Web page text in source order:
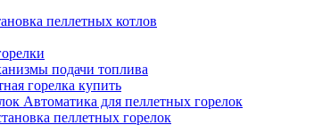
пеллетных котлов
подачи топлива
горелка купить
Автоматика для пеллетных горелок
пеллетных горелок